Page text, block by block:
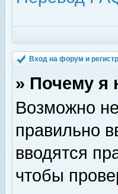
Вход на форум и
» Почему я
Возможно
правильно
вводятся
чтобы